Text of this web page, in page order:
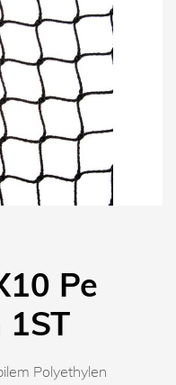
Pe
Polyethylen